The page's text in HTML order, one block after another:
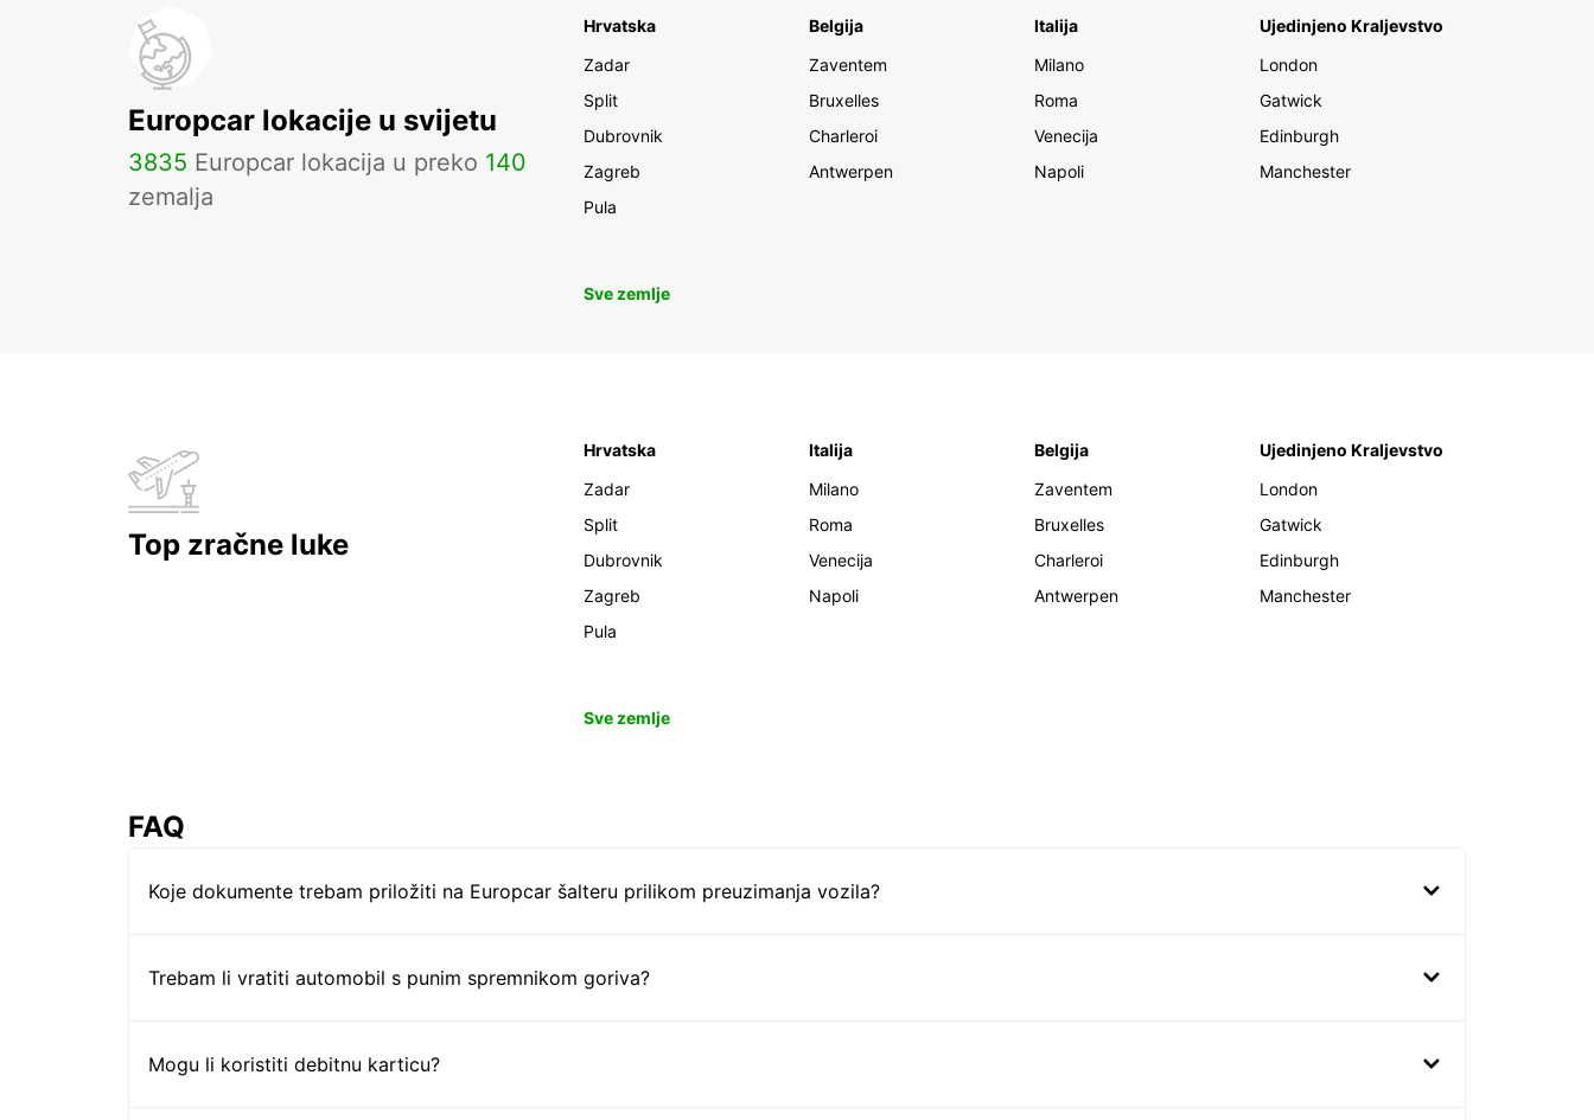
Europcar lokacije u svijetu
3835 Europcar lokacija u preko 140
zemalja
Hrvatska
Zadar
Split
Dubrovnik
Zagreb
Pula
Belgija
Zaventem
Bruxelles
Charleroi
Antwerpen
Italija
Milano
Roma
Venecija
Napoli
Ujedinjeno Kraljevstvo
London
Gatwick
Edinburgh
Manchester
Sve zemlje
Top zračne luke
Hrvatska
Zadar
Split
Dubrovnik
Zagreb
Pula
Italija
Milano
Roma
Venecija
Napoli
Belgija
Zaventem
Bruxelles
Charleroi
Antwerpen
Ujedinjeno Kraljevstvo
London
Gatwick
Edinburgh
Manchester
Sve zemlje
FAQ
Koje dokumente trebam priložiti na Europcar šalteru prilikom preuzimanja vozila?
Trebam li vratiti automobil s punim spremnikom goriva?
Mogu li koristiti debitnu karticu?